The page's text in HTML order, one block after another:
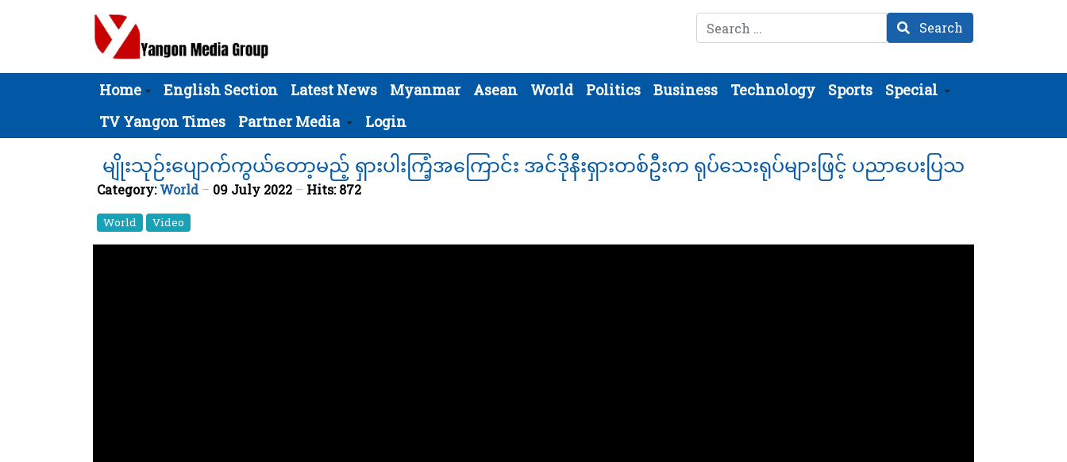
Search Search
Home English Section Latest News Myanmar Asean World Politics Business Technology Sports
Special
TV Yangon Times
Partner Media Login
မျိုးသုဉ်းပျောက်ကွယ်တော့မည့် ရှားပါးကြံ့အကြောင်း အင်ဒိုနီးရှားတစ်ဦးက ရုပ်သေးရုပ်များဖြင့် ပညာပေးပြသ
Category:World 09 July 2022 Hits: 872
World Video